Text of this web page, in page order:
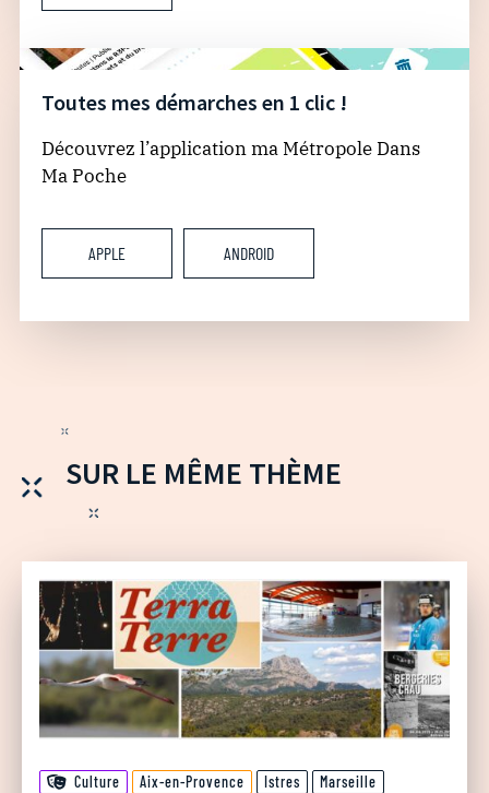
Toutes mes démarches en 1 clic !
Découvrez l’application ma Métropole Dans
Ma Poche
APPLE ANDROID
SUR LE MÊME THÈME
Culture Aix-en-Provence Istres
Marseille